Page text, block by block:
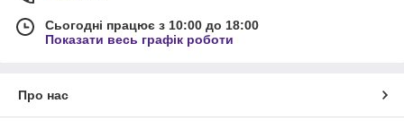
Сьогодні працює з 10:00 до 18:00
Показати весь графік роботи
Про нас